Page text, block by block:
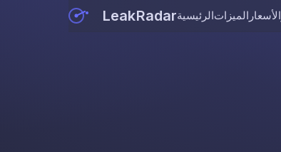
LeakRadarالرئيسيةالميزات الأسعار